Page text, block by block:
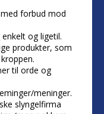
forbud mod
og ligetil.
produkter, som
til orde og
meninger.
slyngelfirma